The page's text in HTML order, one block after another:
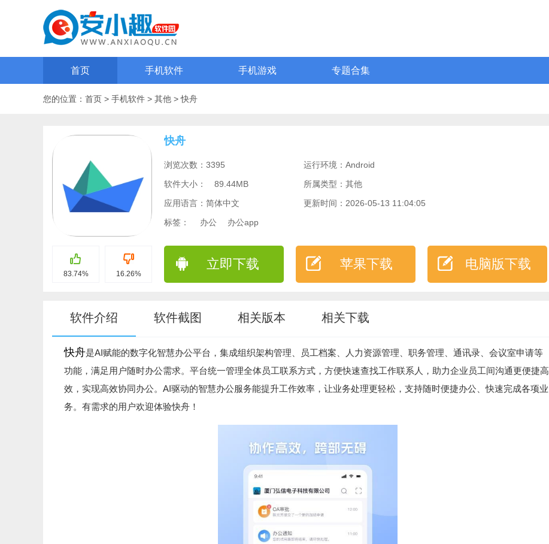
首页 手机软件 手机游戏 专题合集
您的位置： 首页 > 手机软件 > 其他 >快舟
83.74% 16.26%
快舟
浏览次数：3395
运行环境：Android
软件大小：
89.44MB
所属类型：其他
应用语言：简体中文
更新时间：2026-05-13 11:04:05
标签：
办公 办公app
立即下载 苹果下载 电脑版下载
软件介绍 软件截图 相关版本 相关下载
快舟是AI赋能的数字化智慧办公平台，集成组织架构管理、员工档案、人力资源管理、职务管理、通讯录、会议室申请等
功能，满足用户随时办公需求。平台统一管理全体员工联系方式，方便快速查找工作联系人，助力企业员工间沟通更便捷高
效，实现高效协同办公。AI驱动的智慧办公服务能提升工作效率，让业务处理更轻松，支持随时便捷办公、快速完成各项业
务。有需求的用户欢迎体验快舟！